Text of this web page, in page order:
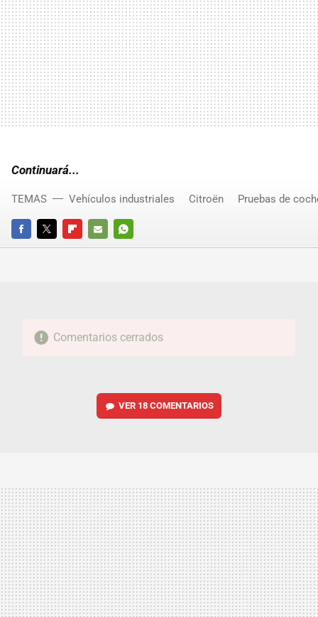
Continuará...
FACEBOOKTWITTERFLIPBOARD
E-
WHATSAPP
TEMAS Vehículos industriales Citroën Pruebas de
Comentarios cerrados
VER 18 COMENTARIOS